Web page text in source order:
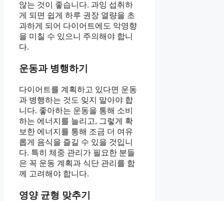
않는 것이 좋습니다. 과잉 섭취하
게 되면 쉽게 하루 권장 열량을 초
과하게 되어 다이어트에도 악영향
을 미칠 수 있으니 주의해야 합니
다.
운동과 병행하기
다이어트를 계획하고 있다면 운동
과 병행하는 것도 잊지 말아야 합
니다. 좋아하는 운동을 통해 소비
하는 에너지를 늘리고, 그렇게 확
보한 에너지를 통해 조금 더 여유
롭게 음식을 즐길 수 있을 것입니
다. 특히 체중 관리가 필요한 분들
은 꼭 운동 계획과 식단 관리를 함
께 고려해야 합니다.
영양 균형 맞추기